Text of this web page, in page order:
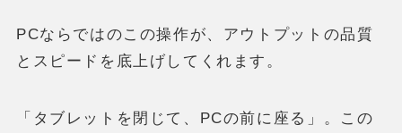
PCならではのこの操作が、アウトプットの品質
とスピードを底上げしてくれます。
「タブレットを閉じて、PCの前に座る」。この